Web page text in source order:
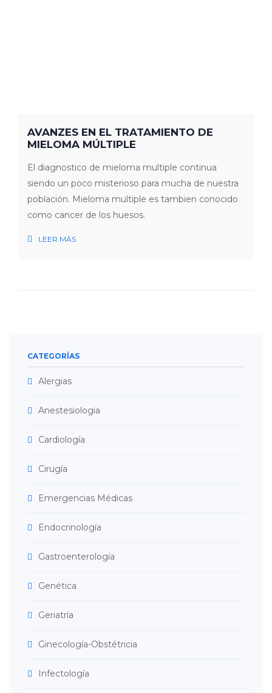
AVANZES EN EL TRATAMIENTO DE
MIELOMA MÚLTIPLE
El diagnostico de mieloma multiple continua
siendo un poco misterioso para mucha de nuestra
población. Mieloma multiple es tambien conocido
como cancer de los huesos.
LEER MÁS
CATEGORÍAS
Alergias
Anestesiologia
Cardiología
Cirugía
Emergencias Médicas
Endocrinología
Gastroenterología
Genética
Geriatría
Ginecología-Obstétricia
Infectología